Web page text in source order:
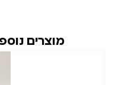
מוצרים